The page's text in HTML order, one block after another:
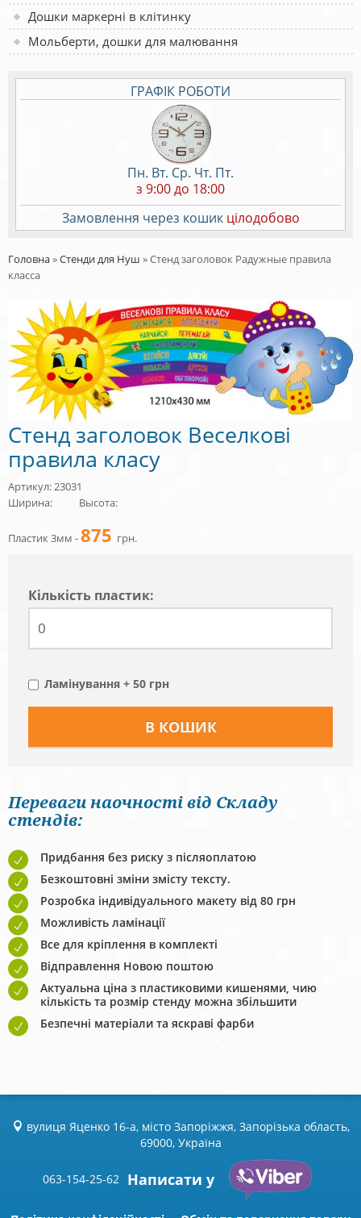
Дошки маркерні в клітинку
Мольберти, дошки для малювання
ГРАФІК РОБОТИ
Пн. Вт. Ср. Чт. Пт.
з 9:00 до 18:00
Замовлення через кошик цілодобово
Головна»Стенди для Нуш »Стенд заголовок Радужные правила
класса
Стенд заголовок Веселкові
правила класу
Артикул: 23031
Ширина:
Высота:
Пластик 3мм -875 грн.
Кiлькiсть пластик:
Ламінування + 50 грн
Переваги наочності від Складу
стендів:
Придбання без риску з післяоплатою
Безкоштовні зміни змісту тексту.
Розробка індивідуального макету від 80 грн
Можливість ламінації
Все для кріплення в комплекті
Відправлення Новою поштою
Актуальна ціна з пластиковими кишенями, чию
кількість та розмір стенду можна збільшити
Безпечні матеріали та яскраві фарби
вулиця Яценко 16-а, місто Запоріжжя, Запорізька область,
69000, Україна
063-154-25-62 Написати у